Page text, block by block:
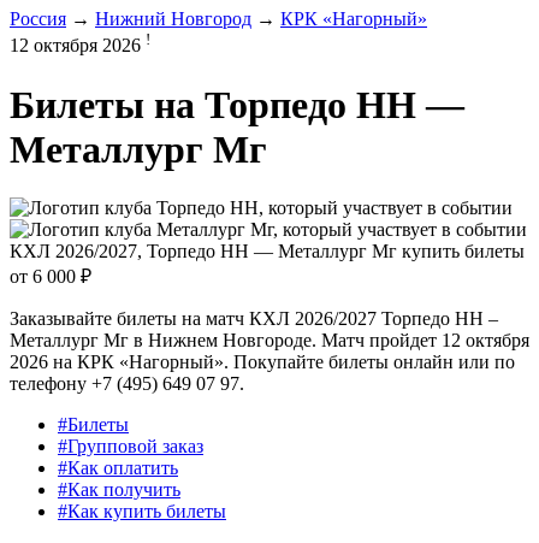
Россия → Нижний Новгород → КРК «Нагорный»
12 октября 2026 !
Билеты на Торпедо НН —
Металлург Мг
КХЛ 2026/2027, Торпедо НН — Металлург Мг купить билеты
от 6 000 ₽
Заказывайте билеты на матч КХЛ 2026/2027 Торпедо НН –
Металлург Мг в Нижнем Новгороде. Матч пройдет 12 октября
2026 на КРК «Нагорный». Покупайте билеты онлайн или по
телефону +7 (495) 649 07 97.
#Билеты
#Групповой заказ
#Как оплатить
#Как получить
#Как купить билеты